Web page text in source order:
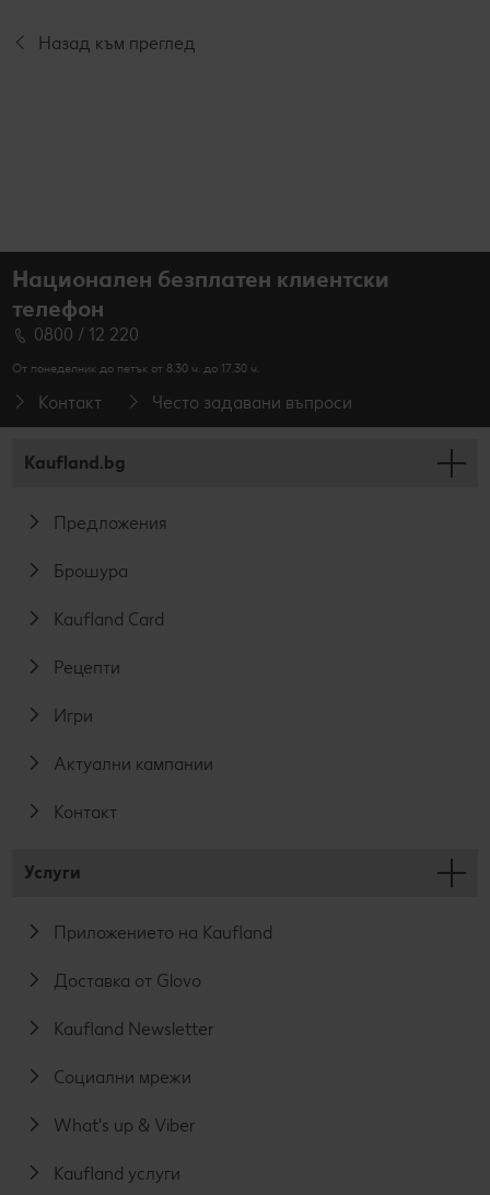
Назад към преглед
Национален безплатен клиентски
телефон
0800 / 12 220
От понеделник до петък от 8.30 ч. до 17.30 ч.
Контакт Често задавани въпроси
Kaufland.bg
Предложения
Брошура
Kaufland Card
Рецепти
Игри
Актуални кампании
Контакт
Услуги
Приложението на Kaufland
Доставка от Glovo
Kaufland Newsletter
Социални мрежи
What's up & Viber
Kaufland услуги